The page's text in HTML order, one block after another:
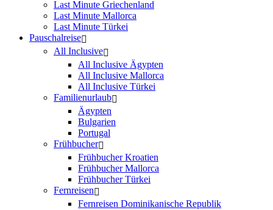
Last Minute Griechenland
Last Minute Mallorca
Last Minute Türkei
Pauschalreise
All Inclusive
All Inclusive Ägypten
All Inclusive Mallorca
All Inclusive Türkei
Familienurlaub
Ägypten
Bulgarien
Portugal
Frühbucher
Frühbucher Kroatien
Frühbucher Mallorca
Frühbucher Türkei
Fernreisen
Fernreisen Dominikanische Republik